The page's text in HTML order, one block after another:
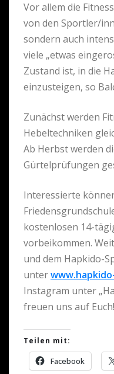
Vor allem die
von den Sportler/
sondern auch
viele „etwas
Zustand ist, in die
einzusteigen, so
Zunächst werden
Hebeltechniken
Ab Herbst werden
Gürtelprüfungen
Interessierte
kostenlosen 14-
vorbeikommen.
und dem Hapkido-
unter
Instagram unter
freuen uns auf Euch!
Teilen mit:
Facebook